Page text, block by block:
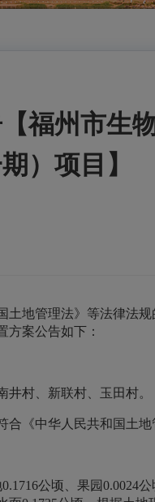
福州市生
）项目】
地管理法》等法律法
方案公告如下：
村、新联村、玉田村。
《中华人民共和国土地
公顷、果园0.0024